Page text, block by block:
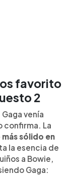
favorito
2
venía
confirma. La
sólido en
la esencia de
a Bowie,
Gaga: